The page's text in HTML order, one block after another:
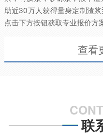
助近30万人获得量身定制渣
点击下方按钮获取专业报价方
查看
联